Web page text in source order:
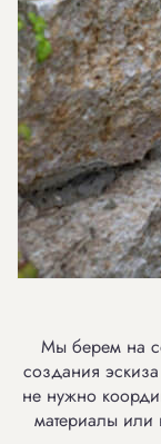
Мы берем на
создания
не нужно
материалы или